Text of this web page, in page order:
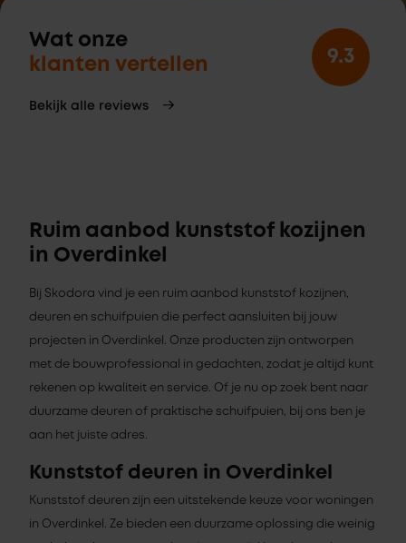
Wat onze
klanten vertellen
Bekijk alle reviews
9.3
Ruim aanbod kunststof kozijnen
in Overdinkel
Bij Skodora vind je een ruim aanbod kunststof kozijnen,
deuren en schuifpuien die perfect aansluiten bij jouw
projecten in Overdinkel. Onze producten zijn ontworpen
met de bouwprofessional in gedachten, zodat je altijd kunt
rekenen op kwaliteit en service. Of je nu op zoek bent naar
duurzame deuren of praktische schuifpuien, bij ons ben je
aan het juiste adres.
Kunststof deuren in Overdinkel
Kunststof deuren zijn een uitstekende keuze voor woningen
in Overdinkel. Ze bieden een duurzame oplossing die weinig